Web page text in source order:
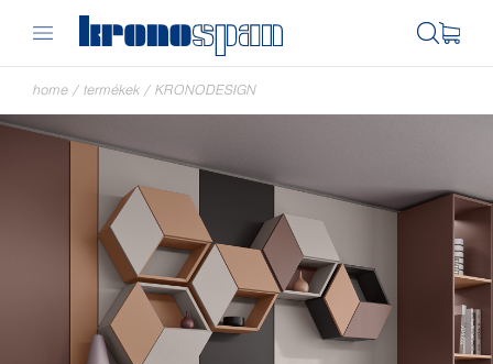
home / termékek / KRONODESIGN